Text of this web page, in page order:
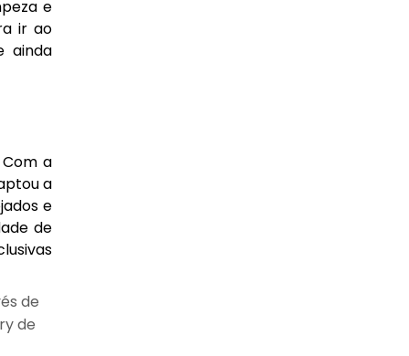
e
ir ao
ainda
a
a
e
de
de
de